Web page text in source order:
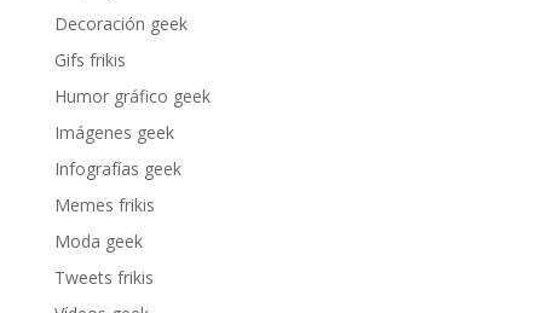
Decoración geek
Gifs frikis
Humor gráfico geek
Imágenes geek
Infografías geek
Memes frikis
Moda geek
Tweets frikis